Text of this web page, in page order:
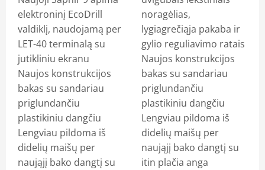
elektroninį EcoDrill
valdiklį, naudojamą per
LET-40 terminalą su
jutikliniu ekranu
Naujos konstrukcijos
bakas su sandariau
priglundančiu
plastikiniu dangčiu
Lengviau pildoma iš
didelių maišų per
naująjį bako dangtį su
noragėlias,
lygiagrečiąja pakaba ir
gylio reguliavimo ratais
Naujos konstrukcijos
bakas su sandariau
priglundančiu
plastikiniu dangčiu
Lengviau pildoma iš
didelių maišų per
naująjį bako dangtį su
itin plačia anga